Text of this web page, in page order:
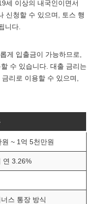
세 이상의 내국인이면서
신청할 수 있으며, 토스 행
니다.
게 입출금이 가능하므로,
수 있습니다. 대출 금리는
리로 이용할 수 있으며,
원 ~ 1억 5천만원
연 3.26%
스 통장 방식